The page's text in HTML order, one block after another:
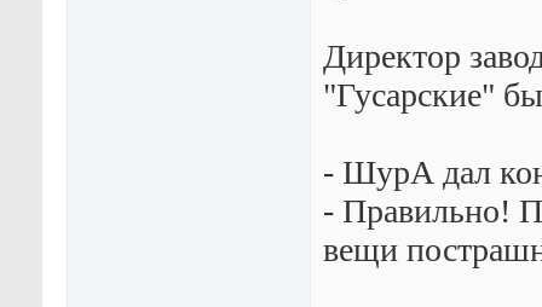
Директор
"Гусарские"
- ШурА дал
- Правильно!
вещи